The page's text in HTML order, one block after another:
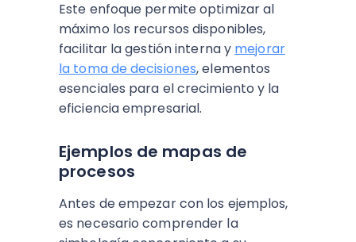
Este enfoque permite optimizar al
máximo los recursos disponibles,
facilitar la gestión interna y mejorar
la toma de decisiones, elementos
esenciales para el crecimiento y la
eficiencia empresarial.
Ejemplos de mapas de
procesos
Antes de empezar con los ejemplos,
es necesario comprender la